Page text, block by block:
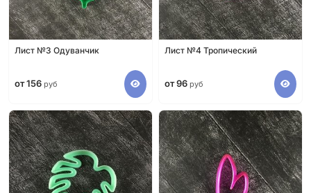
Лист №3 Одуванчик
от 156 руб
Лист №4 Тропический
от 96 руб